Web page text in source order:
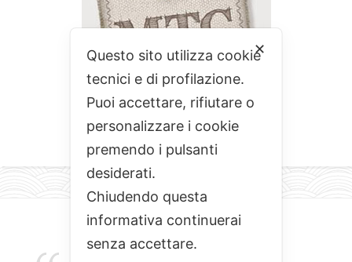
✕
Questo sito utilizza cookie
tecnici e di profilazione.
Puoi accettare, rifiutare o
personalizzare i cookie
premendo i pulsanti
desiderati.
Chiudendo questa
informativa continuerai
senza accettare.